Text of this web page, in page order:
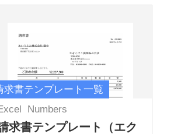
求書テンプレート一覧
Numbers
求書テンプレート（エク